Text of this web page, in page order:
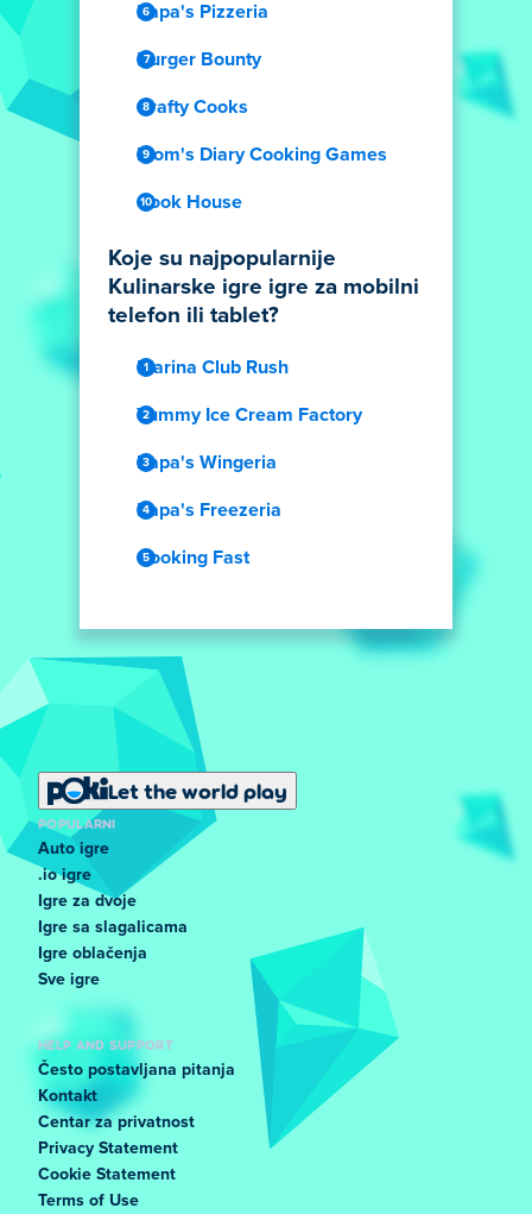
Papa's Pizzeria
Burger Bounty
Crafty Cooks
Mom's Diary Cooking Games
Cook House
Koje su najpopularnije
Kulinarske igre igre za mobilni
telefon ili tablet?
Marina Club Rush
Yummy Ice Cream Factory
Papa's Wingeria
Papa's Freezeria
Cooking Fast
Let the world play
POPULARNI
Auto igre
.io igre
Igre za dvoje
Igre sa slagalicama
Igre oblačenja
Sve igre
HELP AND SUPPORT
Često postavljana pitanja
Kontakt
Centar za privatnost
Privacy Statement
Cookie Statement
Terms of Use